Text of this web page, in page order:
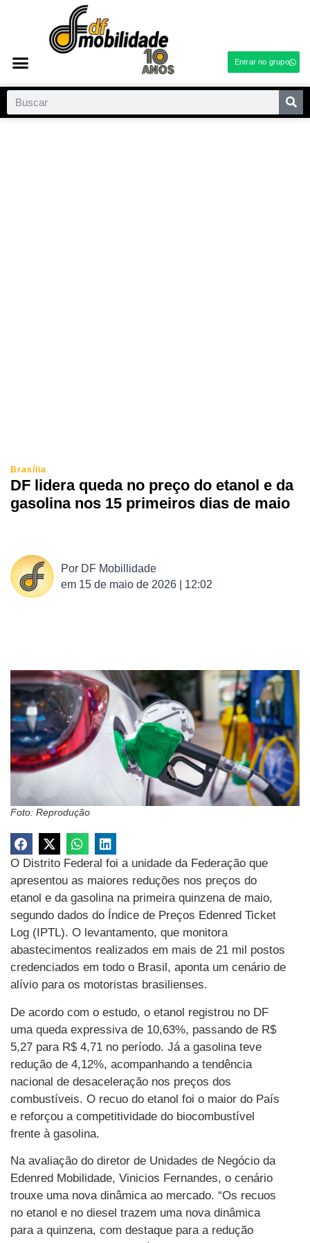
Entrar no grupo
Brasília
DF lidera queda no preço do etanol e da
gasolina nos 15 primeiros dias de maio
Por DF Mobillidade
em 15 de maio de 2026 | 12:02
Foto: Reprodução
O Distrito Federal foi a unidade da Federação que
apresentou as maiores reduções nos preços do
etanol e da gasolina na primeira quinzena de maio,
segundo dados do Índice de Preços Edenred Ticket
Log (IPTL). O levantamento, que monitora
abastecimentos realizados em mais de 21 mil postos
credenciados em todo o Brasil, aponta um cenário de
alívio para os motoristas brasilienses.
De acordo com o estudo, o etanol registrou no DF
uma queda expressiva de 10,63%, passando de R$
5,27 para R$ 4,71 no período. Já a gasolina teve
redução de 4,12%, acompanhando a tendência
nacional de desaceleração nos preços dos
combustíveis. O recuo do etanol foi o maior do País
e reforçou a competitividade do biocombustível
frente à gasolina.
Na avaliação do diretor de Unidades de Negócio da
Edenred Mobilidade, Vinicios Fernandes, o cenário
trouxe uma nova dinâmica ao mercado. “Os recuos
no etanol e no diesel trazem uma nova dinâmica
para a quinzena, com destaque para a redução